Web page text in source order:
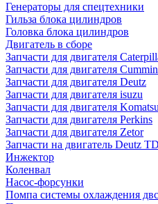
Генераторы для спецтехники
Гильза блока цилиндров
Головка блока цилиндров
Двигатель в сборе
Запчасти для двигателя
Запчасти для двигателя
Запчасти для двигателя Deutz
Запчасти для двигателя isuzu
Запчасти для двигателя Komatsu
Запчасти для двигателя Perkins
Запчасти для двигателя Zetor
Запчасти на двигатель Deutz
Инжектор
Коленвал
Насос-форсунки
Помпа системы охлаждения двс